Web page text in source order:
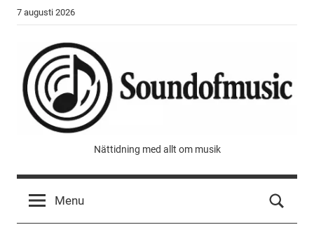
Skip7 augusti 2026
Sound
of
music
Nättidning med allt om musik
Menu